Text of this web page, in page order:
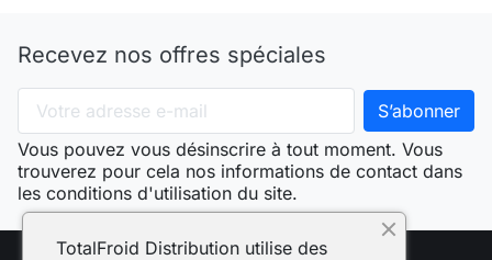
Recevez nos offres spéciales
Vous pouvez vous désinscrire à tout moment. Vous
trouverez pour cela nos informations de contact dans
les conditions d'utilisation du site.
TotalFroid Distribution utilise des